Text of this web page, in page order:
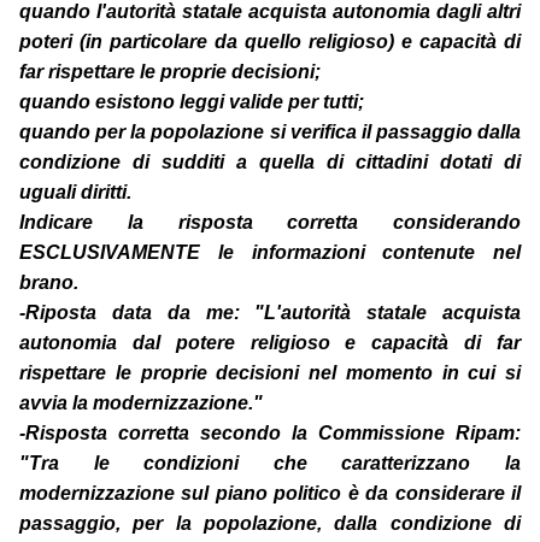
quando l'autorità statale acquista autonomia dagli altri
poteri (in particolare da quello religioso) e capacità di
far rispettare le proprie decisioni;
quando esistono leggi valide per tutti;
quando per la popolazione si verifica il passaggio dalla
condizione di sudditi a quella di cittadini dotati di
uguali diritti.
Indicare la risposta corretta considerando
ESCLUSIVAMENTE le informazioni contenute nel
brano.
-Riposta data da me: "L'autorità statale acquista
autonomia dal potere religioso e capacità di far
rispettare le proprie decisioni nel momento in cui si
avvia la modernizzazione."
-Risposta corretta secondo la Commissione Ripam:
"Tra le condizioni che caratterizzano la
modernizzazione sul piano politico è da considerare il
passaggio, per la popolazione, dalla condizione di